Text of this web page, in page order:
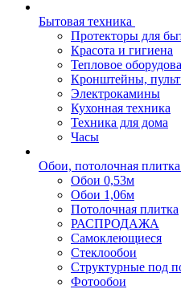
Бытовая техника
Протекторы для
Красота и гигиена
Тепловое
Кронштейны,
Электрокамины
Кухонная техника
Техника для дома
Часы
Обои, потолочная плитка
Обои 0,53м
Обои 1,06м
Потолочная плитка
РАСПРОДАЖА
Самоклеющиеся
Стеклообои
Структурные под
Фотообои